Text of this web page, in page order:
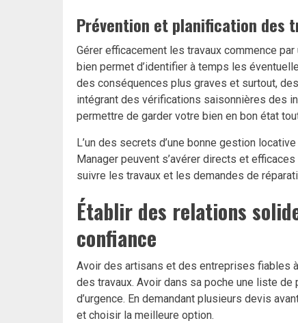
Prévention et planification des
Gérer efficacement les travaux commence
bien permet d’identifier à temps les
des conséquences plus graves et surtout,
intégrant des vérifications saisonnières des
permettre de garder votre bien en bon état
L’un des secrets d’une bonne gestion
Manager peuvent s’avérer directs et
suivre les travaux et les demandes de
Établir des relations
confiance
Avoir des artisans et des entreprises fiables
des travaux. Avoir dans sa poche une liste
d’urgence. En demandant plusieurs devis
et choisir la meilleure option.